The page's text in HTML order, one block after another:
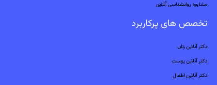
مشاوره روانشناسی آنلاین
تخصص های پرکاربرد
دکتر آنلاین زنان
دکتر آنلاین پوست
دکتر آنلاین اطفال